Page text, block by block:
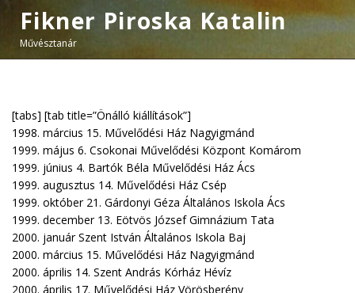
Fikner Piroska Katalin
Művésztanár
[tabs] [tab title=”Önálló kiállítások”]
1998. március 15. Művelődési Ház Nagyigmánd
1999. május 6. Csokonai Művelődési Központ Komárom
1999. június 4. Bartók Béla Művelődési Ház Ács
1999. augusztus 14. Művelődési Ház Csép
1999. október 21. Gárdonyi Géza Általános Iskola Ács
1999. december 13. Eötvös József Gimnázium Tata
2000. január Szent István Általános Iskola Baj
2000. március 15. Művelődési Ház Nagyigmánd
2000. április 14. Szent András Kórház Hévíz
2000. április 17. Művelődési Ház Vörösberény